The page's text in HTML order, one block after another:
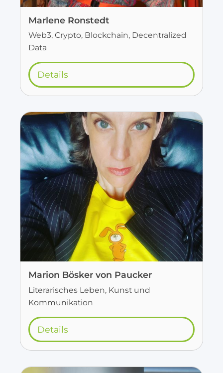
Marlene Ronstedt
Web3, Crypto, Blockchain, Decentralized
Data
Details
Marion Bösker von Paucker
Literarisches Leben, Kunst und
Kommunikation
Details